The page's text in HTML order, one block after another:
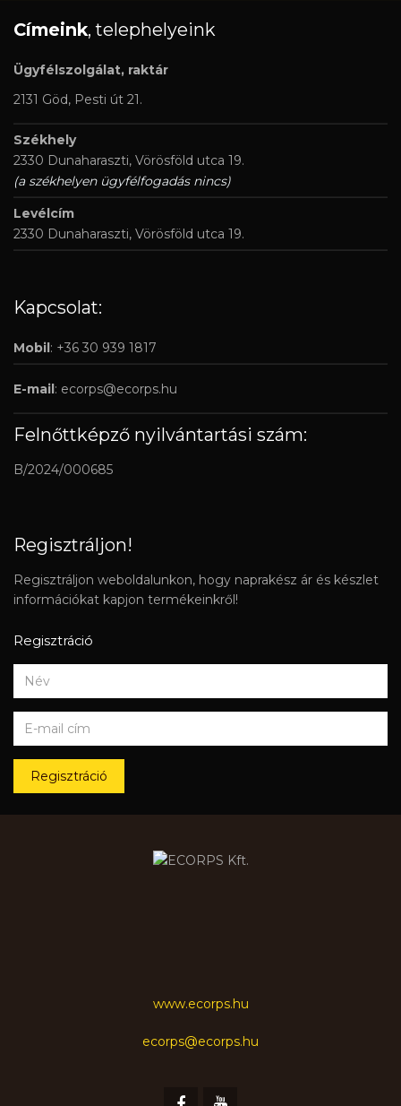
Címeink, telephelyeink
Ügyfélszolgálat, raktár
2131 Göd, Pesti út 21.
Székhely
2330 Dunaharaszti, Vörösföld utca 19.
(a székhelyen ügyfélfogadás nincs)
Levélcím
2330 Dunaharaszti, Vörösföld utca 19.
Kapcsolat:
Mobil : +36 30 939 1817
E-mail : ecorps@ecorps.hu
Felnőttképző nyilvántartási szám:
B/2024/000685
Regisztráljon!
Regisztráljon weboldalunkon, hogy naprakész ár és készlet
információkat kapjon termékeinkről!
Regisztráció
Regisztráció
www.ecorps.hu
ecorps@ecorps.hu